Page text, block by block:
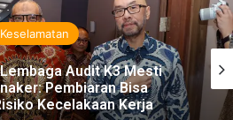
Keselamatan
Audit K3 Mesti
Pembiaran Bisa
Kecelakaan Kerja